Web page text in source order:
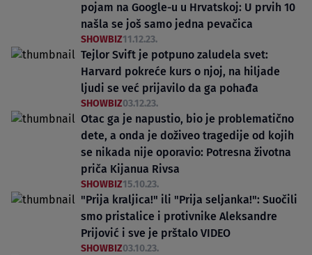
pojam na Google-u u Hrvatskoj: U prvih 10
našla se još samo jedna pevačica
SHOWBIZ11.12.23.
Tejlor Svift je potpuno zaludela svet:
Harvard pokreće kurs o njoj, na hiljade
ljudi se već prijavilo da ga pohađa
SHOWBIZ03.12.23.
Otac ga je napustio, bio je problematično
dete, a onda je doživeo tragedije od kojih
se nikada nije oporavio: Potresna životna
priča Kijanua Rivsa
SHOWBIZ15.10.23.
"Prija kraljica!" ili "Prija seljanka!": Suočili
smo pristalice i protivnike Aleksandre
Prijović i sve je prštalo VIDEO
SHOWBIZ03.10.23.